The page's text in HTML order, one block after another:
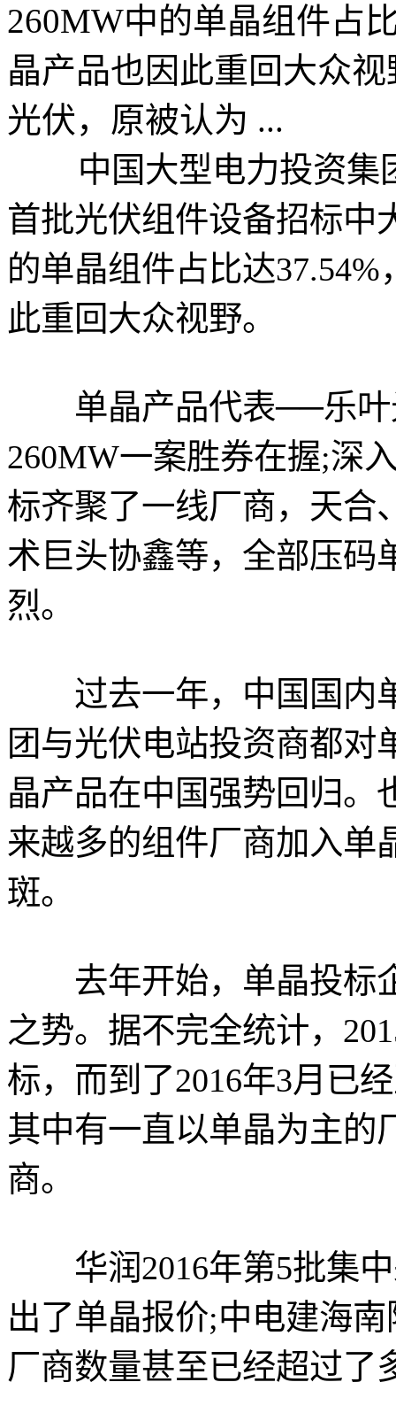
260MW中的单晶组件占
晶产品也因此重回大
光伏，原被认为 ...
中国大型电力投资集
首批光伏组件设备招标中
的单晶组件占比达
此重回大众视野。
单晶产品代表──乐叶
260MW一案胜券在握;深
标齐聚了一线厂商，天合
术巨头协鑫等，全部压码
烈。
过去一年，中国国内
团与光伏电站投资商都
晶产品在中国强势回归。
来越多的组件厂商加入单
斑。
去年开始，单晶投标
之势。据不完全统计，
标，而到了2016年3月已
其中有一直以单晶为主的
商。
华润2016年第5批集中
出了单晶报价;中电建海
厂商数量甚至已经超过了